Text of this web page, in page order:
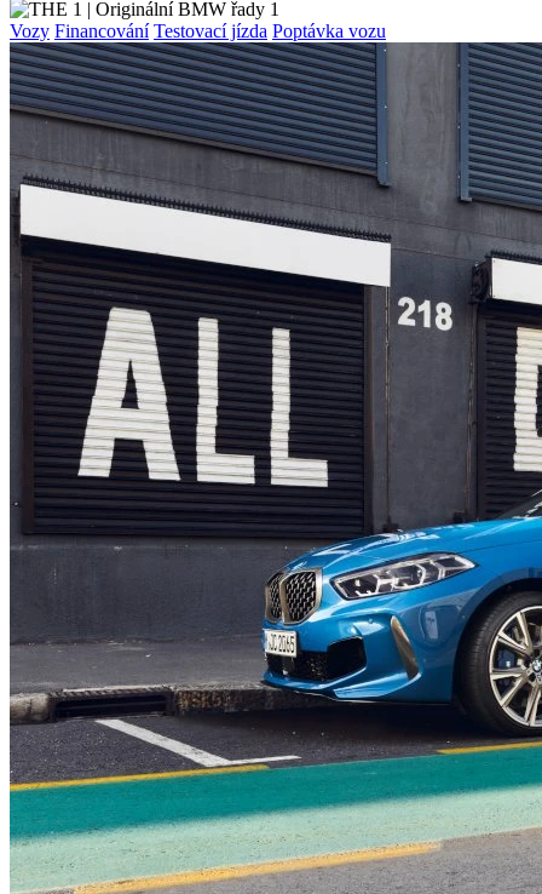
Vozy Financování Testovací jízda Poptávka vozu